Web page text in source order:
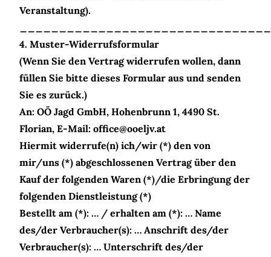
Veranstaltung).
4. Muster-Widerrufsformular
(Wenn Sie den Vertrag widerrufen wollen, dann
füllen Sie bitte dieses Formular aus und senden
Sie es zurück.)
An: OÖ Jagd GmbH, Hohenbrunn 1, 4490 St.
Florian, E-Mail: office@ooeljv.at
Hiermit widerrufe(n) ich/wir (*) den von
mir/uns (*) abgeschlossenen Vertrag über den
Kauf der folgenden Waren (*)/die Erbringung der
folgenden Dienstleistung (*)
Bestellt am (*): … / erhalten am (*): … Name
des/der Verbraucher(s): … Anschrift des/der
Verbraucher(s): … Unterschrift des/der